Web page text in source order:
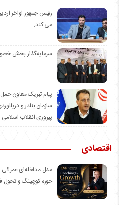
رئیس جمهور اواخر
می کند.
سرمایه‌گذار بخش
️پیام تبریک معاون
سازمان بنادر و
پیروزی انقلاب اسلامی
اقتصادی
حوزه کوچینگ و تحول